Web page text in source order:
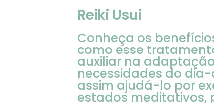
Reiki Usui
Conheça os
como esse
auxiliar na
necessidades do
assim ajudá-lo por
estados meditativos,